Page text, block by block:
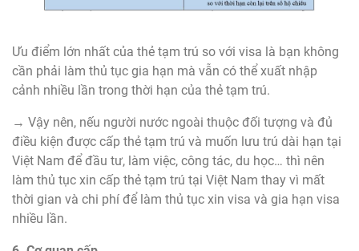
Ưu điểm lớn nhất của thẻ tạm trú so với visa là bạn không
cần phải làm thủ tục gia hạn mà vẫn có thể xuất nhập
cảnh nhiều lần trong thời hạn của thẻ tạm trú.
→ Vậy nên, nếu người nước ngoài thuộc đối tượng và đủ
điều kiện được cấp thẻ tạm trú và muốn lưu trú dài hạn tại
Việt Nam để đầu tư, làm việc, công tác, du học… thì nên
làm thủ tục xin cấp thẻ tạm trú tại Việt Nam thay vì mất
thời gian và chi phí để làm thủ tục xin visa và gia hạn visa
nhiều lần.